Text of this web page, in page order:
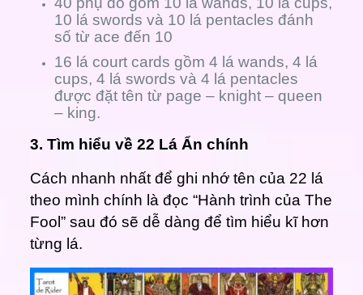
10 lá swords và 10 lá pentacles đánh
số từ ace đến 10
16 lá court cards gồm 4 lá wands, 4 lá
cups, 4 lá swords và 4 lá pentacles
được đặt tên từ page – knight – queen
– king.
3. Tìm hiểu về 22 Lá Ẩn chính
Cách nhanh nhất để ghi nhớ tên của 22 lá
theo mình chính là đọc “Hành trình của The
Fool”sau đó sẽ dễ dàng để tìm hiểu kĩ hơn
từng lá.